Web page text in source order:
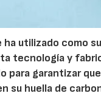
utilizado como
tecnología y
para garantizar
su huella de